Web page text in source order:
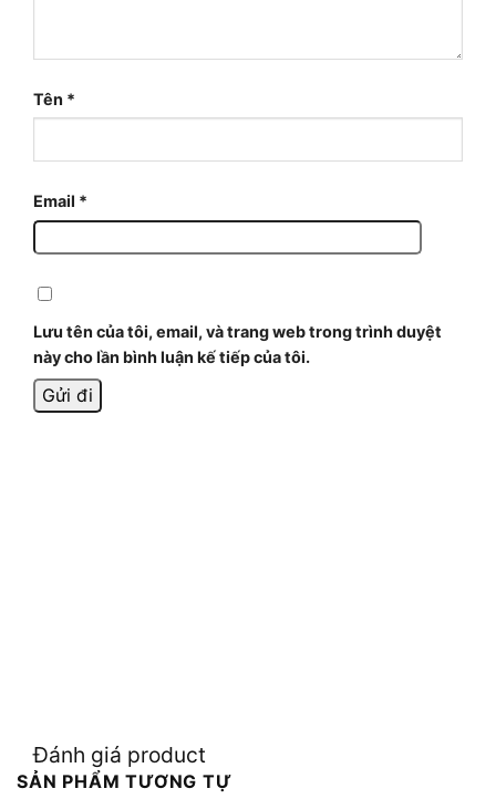
Tên *
Email *
Lưu tên của tôi, email, và trang web trong trình duyệt
này cho lần bình luận kế tiếp của tôi.
Đánh giá product
SẢN PHẨM TƯƠNG TỰ